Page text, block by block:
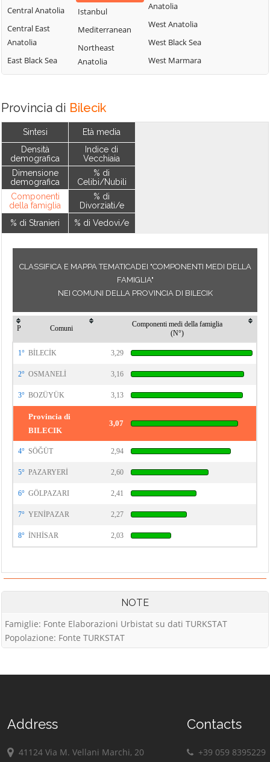
Central Anatolia
Central East
Anatolia
East Black Sea
Istanbul
Mediterranean
Northeast
Anatolia
Anatolia
West Anatolia
West Black Sea
West Marmara
Provincia di Bilecik
Sintesi
Densità
demografica
Dimensione
demografica
Componenti
della famiglia
% di Stranieri
Età media
Indice di
Vecchiaia
% di
Celibi/Nubili
% di
Divorziati/e
% di Vedovi/e
CLASSIFICA E MAPPA TEMATICADEI "COMPONENTI MEDI DELLA
FAMIGLIA"
NEI COMUNI DELLA PROVINCIA DI BILECIK
P Comuni
Componenti medi della famiglia
(N°)
1° BİLECİK 3,29
2° OSMANELİ 3,16
3° BOZÜYÜK 3,13
Provincia di
BILECIK
3,07
4° SÖĞÜT 2,94
5° PAZARYERİ 2,60
6° GÖLPAZARI 2,41
7° YENİPAZAR 2,27
8° İNHİSAR 2,03
NOTE
Famiglie: Fonte Elaborazioni Urbistat su dati TURKSTAT
Popolazione: Fonte TURKSTAT
Address
41124 Via M. Vellani Marchi, 20
Contacts
+39 059 8395229